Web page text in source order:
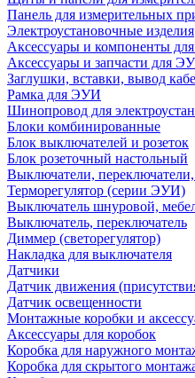
Панель для измерительных
Электроустановочные изделия
Аксессуары и компоненты
Аксессуары и запчасти для
Заглушки, вставки, вывод
Рамка для ЭУИ
Шинопровод для
Блоки комбинированные
Блок выключателей и розеток
Блок розеточный настольный
Выключатели,
Терморегулятор (серии ЭУИ)
Выключатель шнуровой,
Выключатель, переключатель
Диммер (светорегулятор)
Накладка для выключателя
Датчики
Датчик движения
Датчик освещенности
Монтажные коробки и
Аксессуары для коробок
Коробка для наружного
Коробка для скрытого